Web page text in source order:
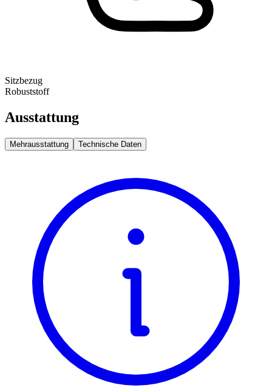
Sitzbezug
Robuststoff
Ausstattung
Mehrausstattung Technische Daten